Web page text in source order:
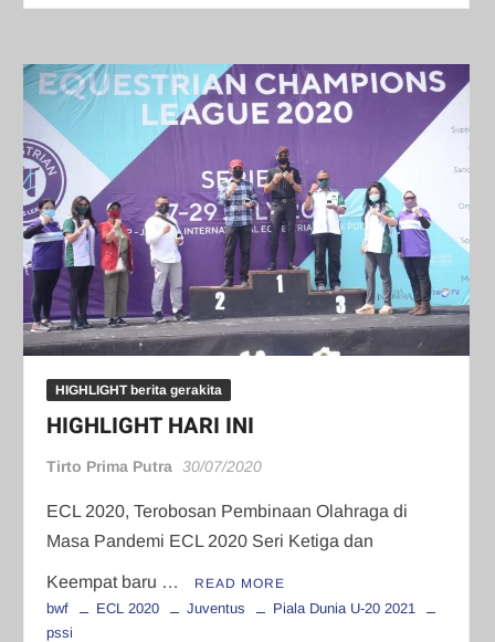
HIGHLIGHT berita gerakita
HIGHLIGHT HARI INI
Tirto Prima Putra 30/07/2020
ECL 2020, Terobosan Pembinaan Olahraga di
Masa Pandemi ECL 2020 Seri Ketiga dan
Keempat baru … READ MORE
bwf ECL 2020 Juventus
Piala Dunia U-20 2021
pssi